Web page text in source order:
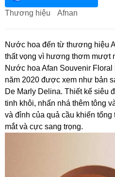
Thương hiệu Afnan
Nước hoa đến từ thương hiệu
thất vọng vì hương thơm mượt
Nước hoa Afan Souvenir
năm 2020 được xem như bản
De Marly Delina. Thiết kế siêu
tinh khôi, nhấn nhá thêm tông
và đỉnh của quả cầu khiến tổng
mắt và cực sang trọng.